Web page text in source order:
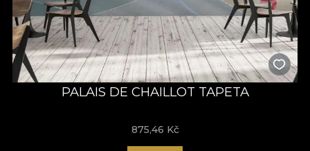
PALAIS DE CHAILLOT TAPETA
875,46 Kč